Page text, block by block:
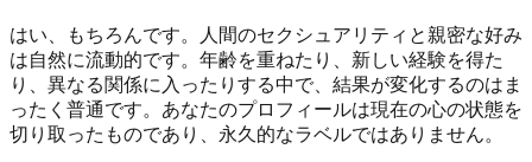
はい、もちろんです。人間のセクシュアリティと親密な好み
は自然に流動的です。年齢を重ねたり、新しい経験を得た
り、異なる関係に入ったりする中で、結果が変化するのはま
ったく普通です。あなたのプロフィールは現在の心の状態を
切り取ったものであり、永久的なラベルではありません。